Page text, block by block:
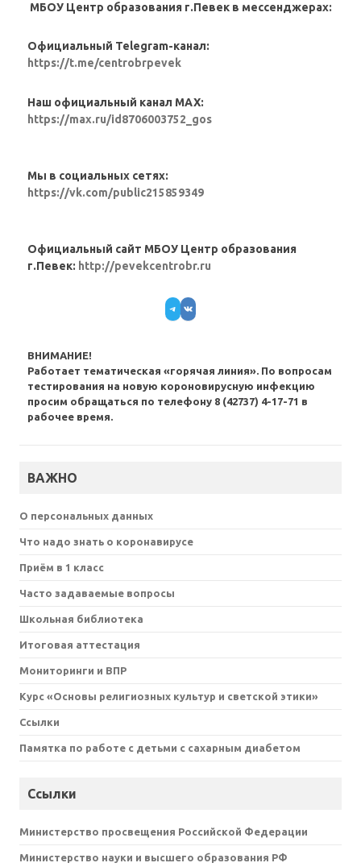
МБОУ Центр образования г.Певек в мессенджерах:
Официальный Telegram-канал:
https://t.me/centrobrpevek
Наш официальный канал MAX:
https://max.ru/id8706003752_gos
Мы в социальных сетях:
https://vk.com/public215859349
Официальный сайт МБОУ Центр образования
г.Певек: http://pevekcentrobr.ru
Telegram
VK
ВНИМАНИЕ!
Работает тематическая «горячая линия». По вопросам
тестирования на новую короновирусную инфекцию
просим обращаться по телефону 8 (42737) 4-17-71 в
рабочее время.
ВАЖНО
О персональных данных
Что надо знать о коронавирусе
Приём в 1 класс
Часто задаваемые вопросы
Школьная библиотека
Итоговая аттестация
Мониторинги и ВПР
Курс «Основы религиозных культур и светской этики»
Ссылки
Памятка по работе с детьми с сахарным диабетом
Ссылки
Министерство просвещения Российской Федерации
Министерство науки и высшего образования РФ